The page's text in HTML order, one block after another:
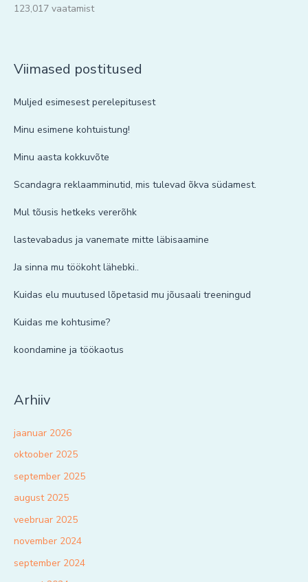
123,017 vaatamist
Viimased postitused
Muljed esimesest perelepitusest
Minu esimene kohtuistung!
Minu aasta kokkuvõte
Scandagra reklaamminutid, mis tulevad õkva südamest.
Mul tõusis hetkeks vererõhk
lastevabadus ja vanemate mitte läbisaamine
Ja sinna mu töökoht lähebki..
Kuidas elu muutused lõpetasid mu jõusaali treeningud
Kuidas me kohtusime?
koondamine ja töökaotus
Arhiiv
jaanuar 2026
oktoober 2025
september 2025
august 2025
veebruar 2025
november 2024
september 2024